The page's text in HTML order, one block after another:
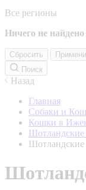
Все регионы
Ничего не найдено
Сбросить
Поиск
Назад
Главная
Собаки и
Кошки в
Шотландские